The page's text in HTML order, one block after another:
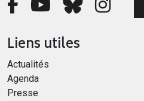
Liens utiles
Actualités
Agenda
Presse